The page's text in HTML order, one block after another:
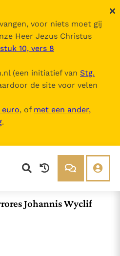
voor niets moet gij
Heer Jezus Christus
10, vers 8
(een initiatief van Stg.
de site voor velen
euro, of met een ander,
.
Over RK Documenten
Johannis Wyclif